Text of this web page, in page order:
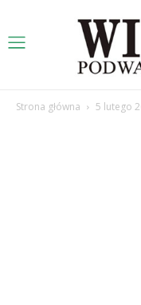
Strona główna 5 lutego